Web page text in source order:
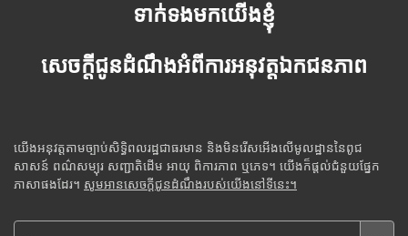
ទាក់ទងមកយើងខ្ញុំ
សេចក្តីជូនដំណឹងអំពីការអនុវត្តឯកជនភាព
យើងអនុវត្តតាមច្បាប់សិទ្ធិពលរដ្ឋជាធរមាន និងមិនរើសអើងលើមូលដ្ឋាននៃពូជ
សាសន៍ ពណ៌សម្បុរ សញ្ជាតិដើម អាយុ ពិការភាព ឬភេទ។ យើងក៏ផ្តល់ជំនួយផ្នែក
ភាសាផងដែរ។ សូមអានសេចក្តីជូនដំណឹងរបស់យើងនៅទីនេះ។